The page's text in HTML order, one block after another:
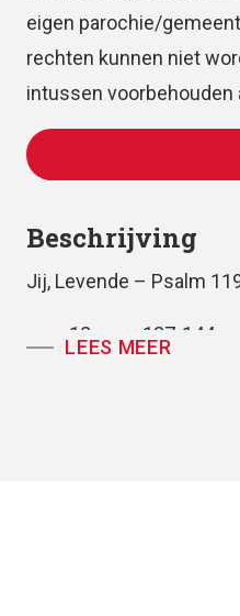
eigen parochie/
rechten kunnen niet
intussen voorbehouden
Beschrijving
Jij, Levende – Psalm
zang18: vers 137-144
LEES MEER